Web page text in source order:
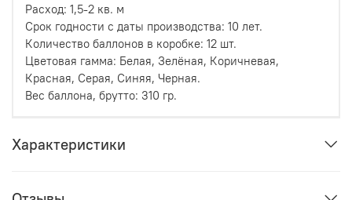
Расход: 1,5-2 кв. м
Срок годности с даты производства: 10 лет.
Количество баллонов в коробке: 12 шт.
Цветовая гамма: Белая, Зелёная, Коричневая,
Красная, Серая, Синяя, Черная.
Вес баллона, брутто: 310 гр.
Характеристики